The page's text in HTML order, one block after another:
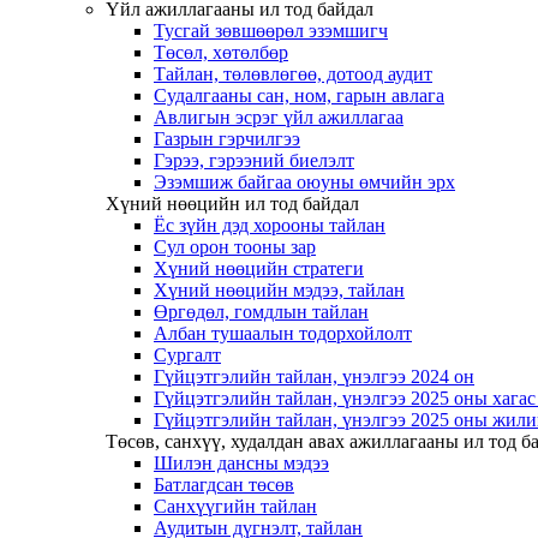
Үйл ажиллагааны ил тод байдал
Тусгай зөвшөөрөл эзэмшигч
Төсөл, хөтөлбөр
Тайлан, төлөвлөгөө, дотоод аудит
Судалгааны сан, ном, гарын авлага
Авлигын эсрэг үйл ажиллагаа
Газрын гэрчилгээ
Гэрээ, гэрээний биелэлт
Эзэмшиж байгаа оюуны өмчийн эрх
Хүний нөөцийн ил тод байдал
Ёс зүйн дэд хорооны тайлан
Сул орон тооны зар
Хүний нөөцийн стратеги
Хүний нөөцийн мэдээ, тайлан
Өргөдөл, гомдлын тайлан
Албан тушаалын тодорхойлолт
Сургалт
Гүйцэтгэлийн тайлан, үнэлгээ 2024 он
Гүйцэтгэлийн тайлан, үнэлгээ 2025 оны
Гүйцэтгэлийн тайлан, үнэлгээ 2025 оны
Төсөв, санхүү, худалдан авах ажиллагааны ил тод
Шилэн дансны мэдээ
Батлагдсан төсөв
Санхүүгийн тайлан
Аудитын дүгнэлт, тайлан